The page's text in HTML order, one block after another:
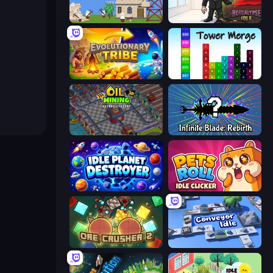
Babel Tower Rotcalypse: Idle Incremental
Evolutionary Tribe Tower Merge
Oil Mining 3D: Petrol Factory Infinite Blade: Rebirth
Idle Planet Destroyer Pets Roll: Idle Clicker
OreCrusher 2 Conveyor Idle